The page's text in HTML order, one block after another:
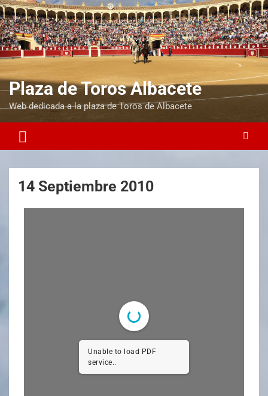
Plaza de Toros Albacete
Web dedicada a la plaza de Toros de Albacete
14 Septiembre 2010
Unable to load PDF
service..